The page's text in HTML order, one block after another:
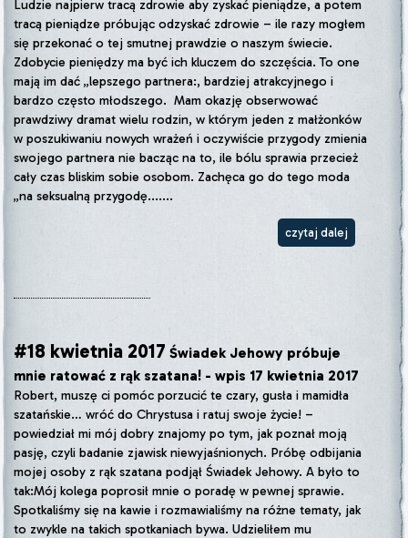
Ludzie najpierw tracą zdrowie aby zyskać pieniądze, a potem
tracą pieniądze próbując odzyskać zdrowie – ile razy mogłem
się przekonać o tej smutnej prawdzie o naszym świecie.
Zdobycie pieniędzy ma być ich kluczem do szczęścia. To one
mają im dać „lepszego partnera:, bardziej atrakcyjnego i
bardzo często młodszego. Mam okazję obserwować
prawdziwy dramat wielu rodzin, w którym jeden z małżonków
w poszukiwaniu nowych wrażeń i oczywiście przygody zmienia
swojego partnera nie bacząc na to, ile bólu sprawia przecież
cały czas bliskim sobie osobom. Zachęca go do tego moda
„na seksualną przygodę.......
czytaj dalej
#18 kwietnia 2017 Świadek Jehowy próbuje
mnie ratować z rąk szatana! - wpis 17 kwietnia 2017
Robert, muszę ci pomóc porzucić te czary, gusła i mamidła
szatańskie… wróć do Chrystusa i ratuj swoje życie! –
powiedział mi mój dobry znajomy po tym, jak poznał moją
pasję, czyli badanie zjawisk niewyjaśnionych. Próbę odbijania
mojej osoby z rąk szatana podjął Świadek Jehowy. A było to
tak:Mój kolega poprosił mnie o poradę w pewnej sprawie.
Spotkaliśmy się na kawie i rozmawialiśmy na różne tematy, jak
to zwykle na takich spotkaniach bywa. Udzieliłem mu